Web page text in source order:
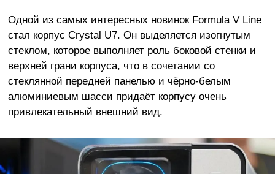
Одной из самых интересных новинок Formula V Line
стал корпус Crystal U7. Он выделяется изогнутым
стеклом, которое выполняет роль боковой стенки и
верхней грани корпуса, что в сочетании со
стеклянной передней панелью и чёрно-белым
алюминиевым шасси придаёт корпусу очень
привлекательный внешний вид.